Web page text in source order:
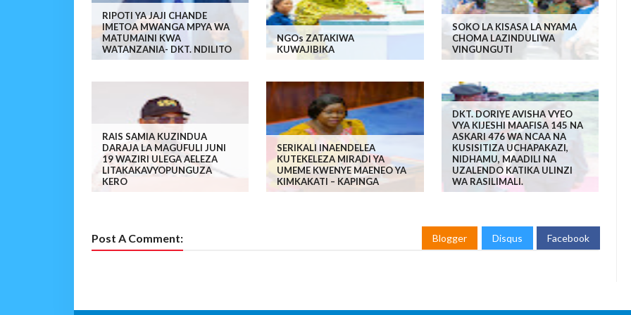
RIPOTI YA JAJI CHANDE
IMETOA MWANGA MPYA WA
MATUMAINI KWA
WATANZANIA- DKT. NDILITO
NGOs ZATAKIWA
KUWAJIBIKA
SOKO LA KISASA LA NYAMA
CHOMA LAZINDULIWA
VINGUNGUTI
RAIS SAMIA KUZINDUA
DARAJA LA MAGUFULI JUNI
19 WAZIRI ULEGA AELEZA
LITAKAKAVYOPUNGUZA
KERO
SERIKALI INAENDELEA
KUTEKELEZA MIRADI YA
UMEME KWENYE MAENEO YA
KIMKAKATI – KAPINGA
DKT. DORIYE AVISHA VYEO
VYA KIJESHI MAAFISA 145 NA
ASKARI 476 WA NCAA NA
KUSISITIZA UCHAPAKAZI,
NIDHAMU, MAADILI NA
UZALENDO KATIKA ULINZI
WA RASILIMALI.
Post A Comment: Blogger Disqus Facebook